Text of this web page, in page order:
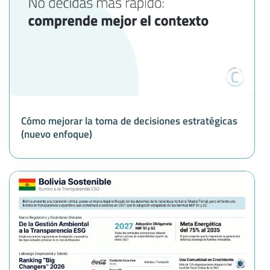
Cómo mejorar la toma de decisiones estratégicas
(nuevo enfoque)